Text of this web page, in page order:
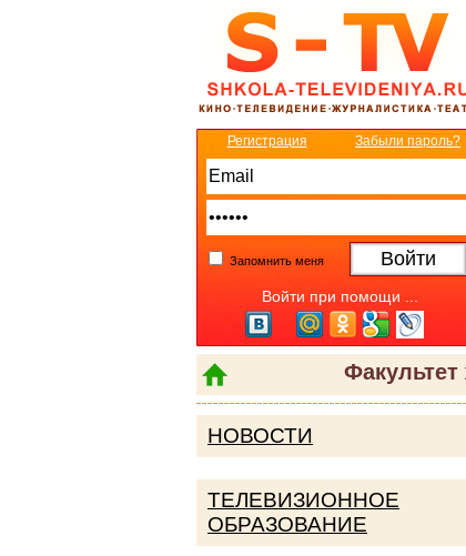
Факультет
Регистрация Забыли пароль?
Запомнить меня
Войти при помощи ...
НОВОСТИ
ТЕЛЕВИЗИОННОЕ
ОБРАЗОВАНИЕ